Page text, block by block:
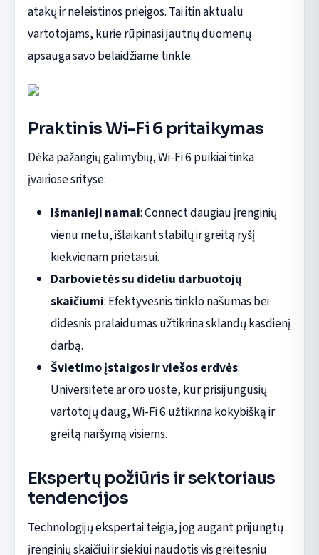
atakų ir neleistinos prieigos. Tai itin aktualu
vartotojams, kurie rūpinasi jautrių duomenų
apsauga savo belaidžiame tinkle.
Praktinis Wi-Fi 6 pritaikymas
Dėka pažangių galimybių, Wi-Fi 6 puikiai tinka
įvairiose srityse:
Išmanieji namai: Connect daugiau įrenginių
vienu metu, išlaikant stabilų ir greitą ryšį
kiekvienam prietaisui.
Darbovietės su dideliu darbuotojų
skaičiumi: Efektyvesnis tinklo našumas bei
didesnis pralaidumas užtikrina sklandų kasdienį
darbą.
Švietimo įstaigos ir viešos erdvės:
Universitete ar oro uoste, kur prisijungusių
vartotojų daug, Wi-Fi 6 užtikrina kokybišką ir
greitą naršymą visiems.
Ekspertų požiūris ir sektoriaus
tendencijos
Technologijų ekspertai teigia, jog augant prijungtų
įrenginių skaičiui ir siekiui naudotis vis greitesniu